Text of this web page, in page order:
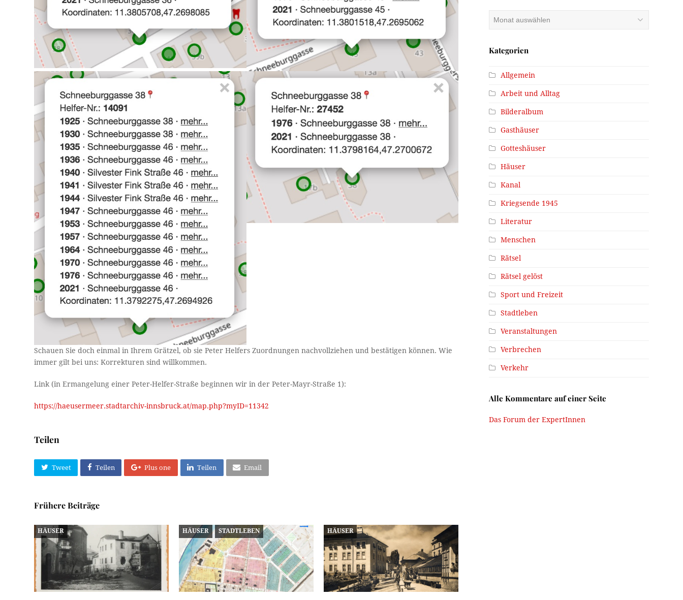
Schauen Sie doch einmal in Ihrem Grätzel, ob sie Peter Helfers Zuordnungen nachvollziehen und bestätigen können. Wie
immer gilt bei uns: Korrekturen sind willkommen.
Link (in Ermangelung einer Peter-Helfer-Straße beginnen wir in der Peter-Mayr-Straße 1):
https://haeusermeer.stadtarchiv-innsbruck.at/map.php?myID=11342
Teilen
Tweet Teilen Plus one Teilen Email
Frühere Beiträge
HÄUSER HÄUSER STADTLEBEN HÄUSER
Kategorien
Allgemein
Arbeit und Alltag
Bilderalbum
Gasthäuser
Gotteshäuser
Häuser
Kanal
Kriegsende 1945
Literatur
Menschen
Rätsel
Rätsel gelöst
Sport und Freizeit
Stadtleben
Veranstaltungen
Verbrechen
Verkehr
Alle Kommentare auf einer Seite
Das Forum der ExpertInnen